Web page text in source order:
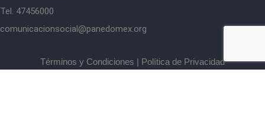
Tel. 47456000
comunicacionsocial@panedomex.org
Términos y Condiciones | Política de Privacidad